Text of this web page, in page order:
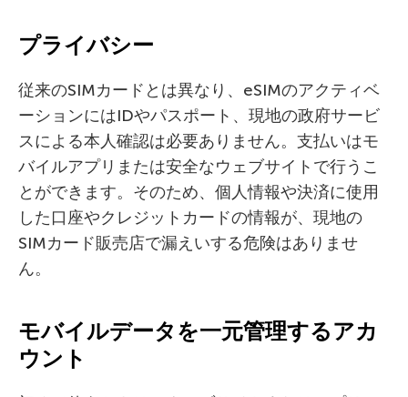
プライバシー
従来のSIMカードとは異なり、eSIMのアクティベ
ーションにはIDやパスポート、現地の政府サービ
スによる本人確認は必要ありません。支払いはモ
バイルアプリまたは安全なウェブサイトで行うこ
とができます。そのため、個人情報や決済に使用
した口座やクレジットカードの情報が、現地の
SIMカード販売店で漏えいする危険はありませ
ん。
モバイルデータを一元管理するアカ
ウント